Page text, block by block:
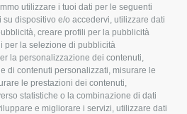
utilizzare i tuoi dati per le seguenti
dispositivo e/o accedervi, utilizzare dati
creare profili per la pubblicità
per la selezione di pubblicità
la personalizzazione dei contenuti,
di contenuti personalizzati, misurare le
le prestazioni dei contenuti,
statistiche o la combinazione di dati
e migliorare i servizi, utilizzare dati
Tecnico
Fiscale
Lavoro
Ambiente
Associazione